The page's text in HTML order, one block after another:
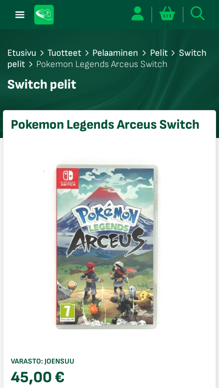
Etusivu Tuotteet Pelaaminen Pelit
Switch
pelit
Pokemon Legends Arceus Switch
Switch pelit
Pokemon Legends Arceus Switch
VARASTO: JOENSUU
45,00€
sulje
sulje